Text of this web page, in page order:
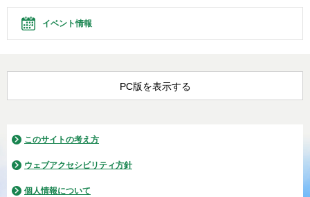
イベント情報
PC版を表示する
このサイトの考え方
ウェブアクセシビリティ方針
個人情報について